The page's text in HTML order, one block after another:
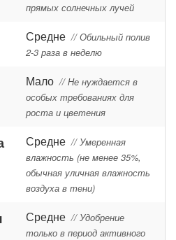
прямых солнечных лучей
Средне // Обильный полив
2-3 раза в неделю
Мало // Не нуждается в
особых требованиях для
роста и цветения
Средне // Умеренная
влажность (не менее 35%,
обычная уличная влажность
воздуха в тени)
Средне // Удобрение
только в период активного